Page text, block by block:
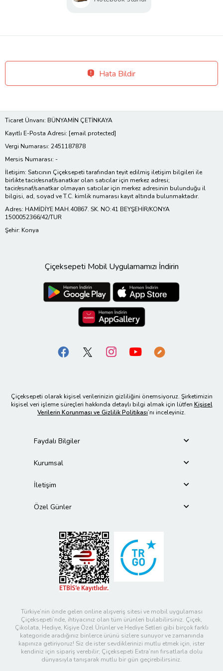
Hata Bildir
Ticaret Ünvanı: BÜNYAMİN ÇETİNKAYA
Kayıtlı E-Posta Adresi: [email protected]
Vergi Numarası: 2451187878
Mersis Numarası: -
İletişim: Satıcının Çiçeksepeti tarafından teyit edilmiş iletişim bilgileri ile
birlikte tacir/esnaf/sanatkar olan satıcılar için merkez adresi;
tacir/esnaf/sanatkar olmayan satıcılar için merkez adresinin bulunduğu il
bilgisi, ad, soyad ve T.C. kimlik numarası kayıt altında bulunmaktadır.
Adres: HAMİDİYE MAH.40867. SK. NO:41 BEYŞEHİR/KONYA
1500052366/42/TUR
Şehir: Konya
Çiçeksepeti Mobil Uygulamamızı İndirin
Çiçeksepeti olarak kişisel verilerinizin gizliliğini önemsiyoruz. Şirketimizin
kişisel veri işleme süreçleri hakkında detaylı bilgi almak için lütfen Kişisel
Verilerin Korunması ve Gizlilik Politikası’nı inceleyiniz.
Faydalı Bilgiler
Kurumsal
İletişim
Özel Günler
Türkiye’nin önde gelen online alışveriş sitesi ve mobil uygulaması
Çiçeksepeti’nde, ihtiyacınız olan tüm ürünleri bulabilirsiniz. Çiçek,
Çikolata, Hediye, Kişiye Özel Ürünler ve Hediye Setleri gibi birçok farklı
kategoride aradığınız binlerce ürünü sizlere sunuyor ve zamanında
kapınıza getiriyoruz! Siz de ister sevdiklerinizi mutlu etmek için, ister
kendiniz için sipariş verebilir; Çiçeksepeti Extra’nın fırsatlarla dolu
dünyasıyla tanışarak mutlu bir gün geçirebilirsiniz.